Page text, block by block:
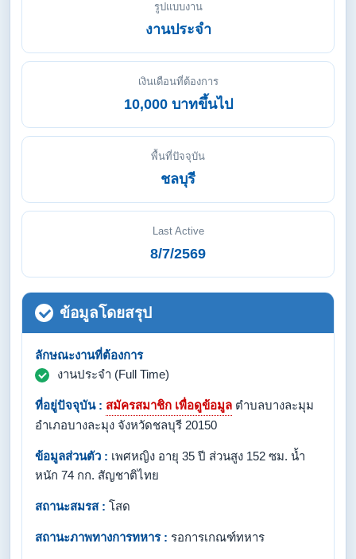
รูปแบบงาน
งานประจำ
เงินเดือนที่ต้องการ
10,000 บาทขึ้นไป
พื้นที่ปัจจุบัน
ชลบุรี
Last Active
8/7/2569
ข้อมูลโดยสรุป
ลักษณะงานที่ต้องการ
งานประจำ (Full Time)
ที่อยู่ปัจจุบัน : สมัครสมาชิก เพื่อดูข้อมูล ตำบลบางละมุม
อำเภอบางละมุง จังหวัดชลบุรี 20150
ข้อมูลส่วนตัว : เพศหญิง อายุ 35 ปี ส่วนสูง 152 ซม. น้ำ
หนัก 74 กก. สัญชาติไทย
สถานะสมรส : โสด
สถานะภาพทางการทหาร : รอการเกณฑ์ทหาร